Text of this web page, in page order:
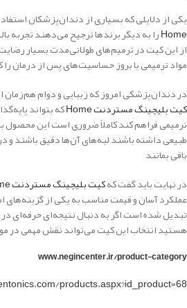
یکی از دلایلی که بسیاری از دندان‌پزشکان
Homeرا به دیگر برندها ترجیح می‌دهند تجربه
از این کیت در ترمیم‌های طولانی‌مدت بسیار
مواد ترمیمی یا بروز حساسیت‌های پس از درمان
در دندان‌پزشکی امروز که زیبایی و دوام هم‌زمان
کیت بلیچینگ مستردنت Home که بتواند
ترمیمی فراهم کند کاملاً ضروری است این
طبیعی داشته باشند لبه‌های آن‌ها دقیق باشند و
باقی بمانند
در نهایت باید گفت کهکیت بلیچینگ مستردنت Home
عملکرد آسان و قیمت مناسب به یکی از
تبدیل شده است اگر به دنبال نتیجه‌ای حرفه‌ای
هستید انتخاب این کیت می‌تواند نقش مهمی در
www.negincenter.ir/product-category
products.aspx?id_product=68